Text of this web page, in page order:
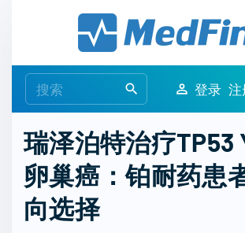
e
r
c
h
登录 注
瑞泽泊特治疗TP53
卵巢癌：铂耐药患
向选择